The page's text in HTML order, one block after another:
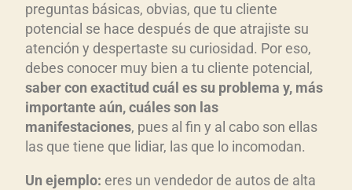
preguntas básicas, obvias, que tu cliente
potencial se hace después de que atrajiste su
atención y despertaste su curiosidad. Por eso,
debes conocer muy bien a tu cliente potencial,
saber con exactitud cuál es su problema y, más
importante aún, cuáles son las
manifestaciones, pues al fin y al cabo son ellas
las que tiene que lidiar, las que lo incomodan.
Un ejemplo: eres un vendedor de autos de alta